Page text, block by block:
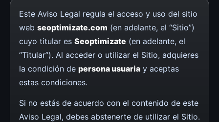
Este Aviso Legal regula el acceso y uso del sitio
web seoptimizate.com (en adelante, el “Sitio”)
cuyo titular es Seoptimizate (en adelante, el
“Titular”). Al acceder o utilizar el Sitio, adquieres
la condición de persona usuaria y aceptas
estas condiciones.
Si no estás de acuerdo con el contenido de este
Aviso Legal, debes abstenerte de utilizar el Sitio.